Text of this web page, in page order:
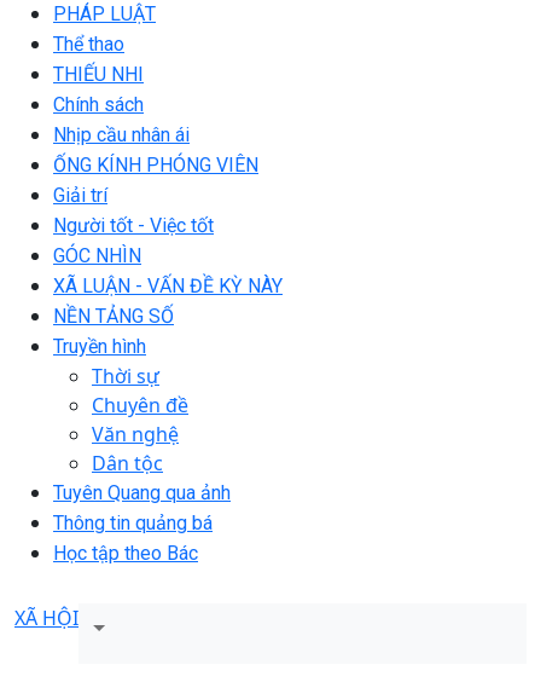
PHÁP LUẬT
Thể thao
THIẾU NHI
Chính sách
Nhịp cầu nhân ái
ỐNG KÍNH PHÓNG VIÊN
Giải trí
Người tốt - Việc tốt
GÓC NHÌN
XÃ LUẬN - VẤN ĐỀ KỲ NÀY
NỀN TẢNG SỐ
Truyền hình
Thời sự
Chuyên đề
Văn nghệ
Dân tộc
Tuyên Quang qua ảnh
Thông tin quảng bá
Học tập theo Bác
XÃ HỘI